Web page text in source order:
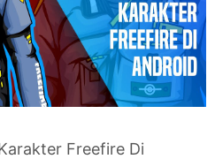
Freefire Di